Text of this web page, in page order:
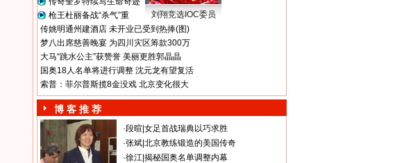
枪王杜丽备战“杀气”重
刘翔竞选IOC委员
传姚明通州建酒店 未开业已受到热捧(图)
梦八出席慈善晚宴 为四川灾区筹款300万
大马“跳水公主”获赞誉 美丽更胜郭晶晶
国奥18人名单将进行调整 沈元龙有望复活
索普：菲尔普斯揽8金没戏 北京变化很大
博 客 推 荐
·段暄 女足首战瑞典以巧求胜
·张斌 北京教练锻造的美国传奇
·徐江 揭秘国奥名单调整内幕